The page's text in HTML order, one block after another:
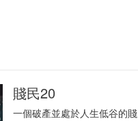
賤民20
一個破產並處於人生低谷的